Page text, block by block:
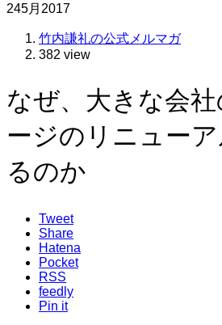
245月 2017
竹内謙礼の公式メルマガ
382 view
なぜ、大きな会
ージのリニュー
るのか
Tweet
Share
Hatena
Pocket
RSS
feedly
Pin it